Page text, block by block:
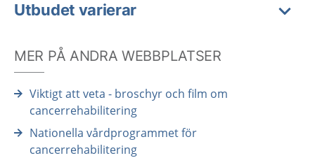
Utbudet varierar
MER PÅ ANDRA WEBBPLATSER
Viktigt att veta - broschyr och film om
cancerrehabilitering
Nationella vårdprogrammet för
cancerrehabilitering